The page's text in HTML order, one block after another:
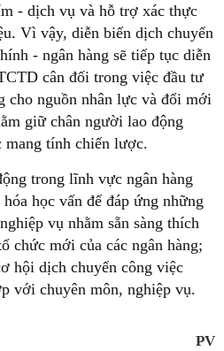
- dịch vụ và hỗ trợ xác thực
Vì vậy, diễn biến dịch chuyển
- ngân hàng sẽ tiếp tục diễn
cân đối trong việc đầu tư
cho nguồn nhân lực và đổi mới
giữ chân người lao động
mang tính chiến lược.
trong lĩnh vực ngân hàng
học vấn để đáp ứng những
vụ nhằm sẵn sàng thích
chức mới của các ngân hàng;
hội dịch chuyển công việc
với chuyên môn, nghiệp vụ.
PV